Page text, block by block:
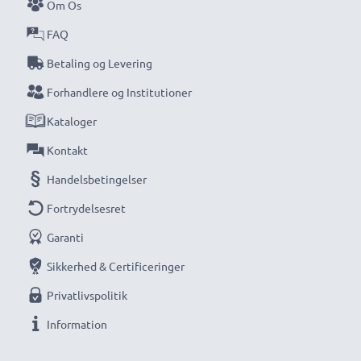
Om Os
FAQ
Betaling og Levering
Forhandlere og Institutioner
Kataloger
Kontakt
Handelsbetingelser
Fortrydelsesret
Garanti
Sikkerhed & Certificeringer
Privatlivspolitik
Information